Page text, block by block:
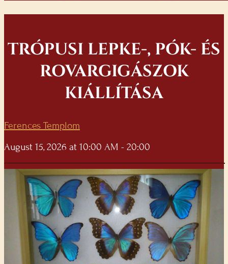
TRÓPUSI LEPKE-, PÓK- ÉS
ROVARGIGÁSZOK
KIÁLLÍTÁSA
Ferences Templom
August 15, 2026 at 10:00 AM - 20:00